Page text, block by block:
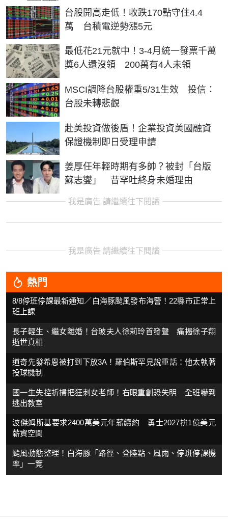
台股開高走低！收跌170點守住4.4
萬 台積電逆勢漲5元
最低花21元就中！3-4月統一發票千萬
獎6人還沒領 200萬有4人未領
MSCI調降台股權重5/31生效 投信：
台股未轉悲觀
赴美投資做後盾！企業投資美國融資
保證機制即日受理申請
姜厚任年輕時期有多帥？被封「台版
蘇志燮」 昔罕吐終身未婚理由
我是廣告 請繼續往下閱讀
我是廣告 請繼續往下閱讀
熱門
8/8停班停課最新通知／白海豚颱風發布海警！22縣市正常上
班上課
長子輕生、繼女離婚！台玻夫人徐莉玲首發聲 痛揭徐子翔
逝世真相
道奇先發希恩被打到下放3A！羅伯斯罕見說重話：他太執著
投球機制
國一生失控折掃把狂刺女老師！右眼重創恐失明 全班嚇到
逃出教室
波傑姆斯基要求2400萬美元年薪續約 勇士2027拚1億美元
薪資空間
颱風動態整理！白海豚「路徑、登陸點、風雨、停班停課機
率」一覽